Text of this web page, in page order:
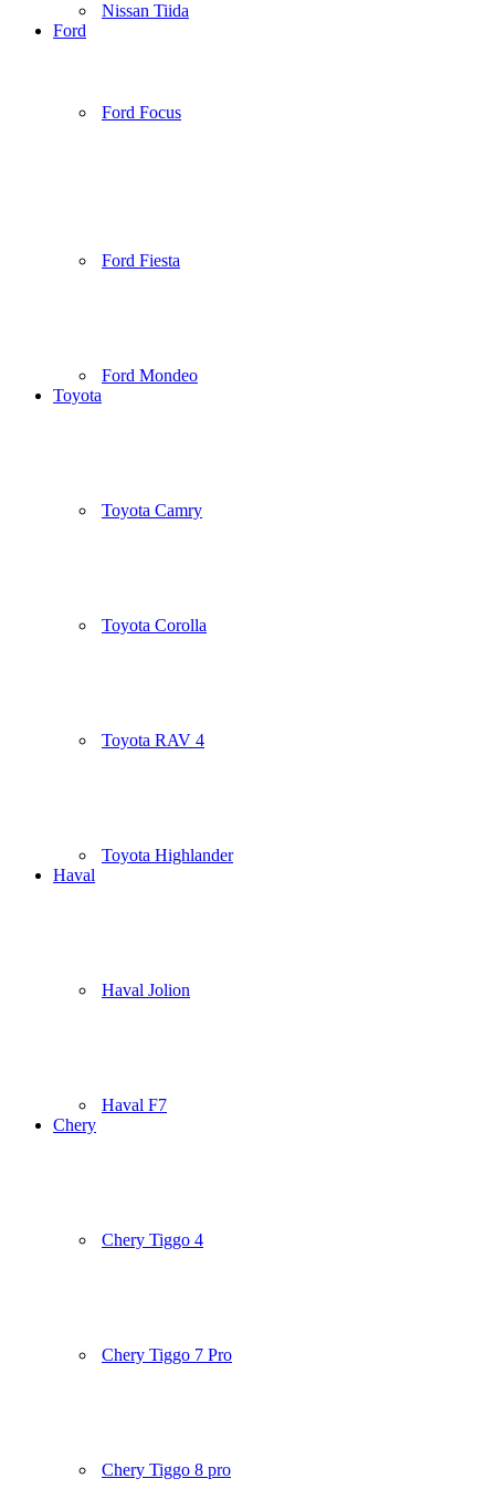
Nissan Tiida
Ford
Ford Focus
Ford Fiesta
Ford Mondeo
Toyota
Toyota Camry
Toyota Corolla
Toyota RAV 4
Toyota Highlander
Haval
Haval Jolion
Haval F7
Chery
Chery Tiggo 4
Chery Tiggo 7 Pro
Chery Tiggo 8 pro